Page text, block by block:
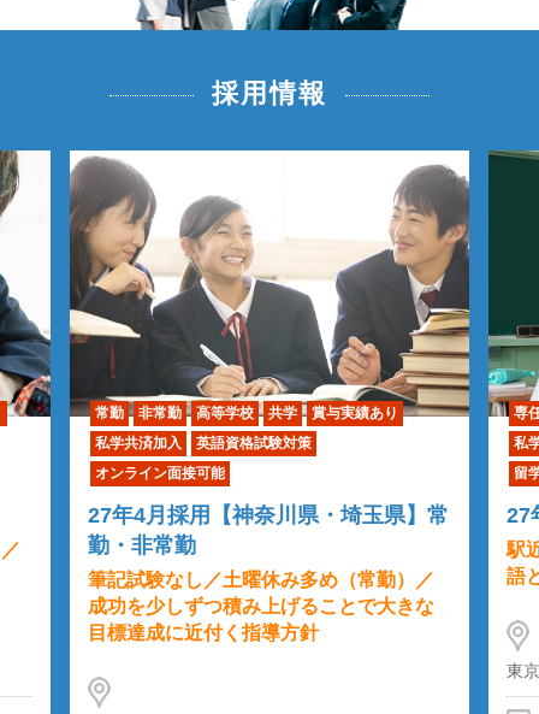
採用情報
常勤 非常勤 高等学校 共学
賞与実績あり
私学共済加入
英語資格試験対策
オンライン面接可能
27年4月採用【神奈川県・埼玉県】常
勤・非常勤
筆記試験なし／土曜休み多め（常勤）／
成功を少しずつ積み上げることで大きな
目標達成に近付く指導方針
専
私
留
27
駅
語
東